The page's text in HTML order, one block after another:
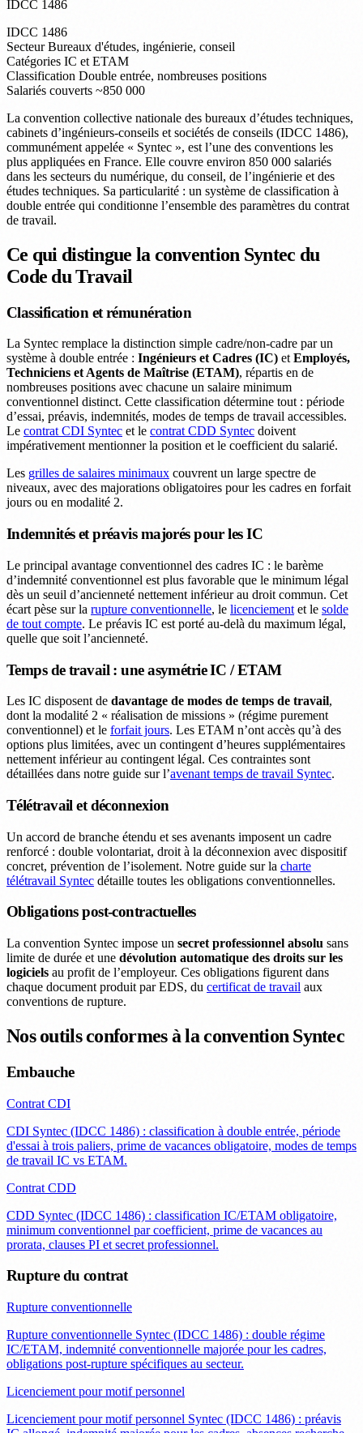
IDCC 1486
IDCC 1486
Secteur Bureaux d'études, ingénierie, conseil
Catégories IC et ETAM
Classification Double entrée, nombreuses positions
Salariés couverts ~850 000
La convention collective nationale des bureaux d’études techniques,
cabinets d’ingénieurs-conseils et sociétés de conseils (IDCC 1486),
communément appelée « Syntec », est l’une des conventions les
plus appliquées en France. Elle couvre environ 850 000 salariés
dans les secteurs du numérique, du conseil, de l’ingénierie et des
études techniques. Sa particularité : un système de classification à
double entrée qui conditionne l’ensemble des paramètres du contrat
de travail.
Ce qui distingue la convention Syntec du
Code du Travail
Classification et rémunération
La Syntec remplace la distinction simple cadre/non-cadre par un
système à double entrée : Ingénieurs et Cadres (IC) etEmployés,
Techniciens et Agents de Maîtrise (ETAM), répartis en de
nombreuses positions avec chacune un salaire minimum
conventionnel distinct. Cette classification détermine tout : période
d’essai, préavis, indemnités, modes de temps de travail accessibles.
Le contrat CDI Syntec et le contrat CDD Syntec doivent
impérativement mentionner la position et le coefficient du salarié.
Les grilles de salaires minimaux couvrent un large spectre de
niveaux, avec des majorations obligatoires pour les cadres en forfait
jours ou en modalité 2.
Indemnités et préavis majorés pour les IC
Le principal avantage conventionnel des cadres IC : le barème
d’indemnité conventionnel est plus favorable que le minimum légal
dès un seuil d’ancienneté nettement inférieur au droit commun. Cet
écart pèse sur la rupture conventionnelle, le licenciement et le solde
de tout compte. Le préavis IC est porté au-delà du maximum légal,
quelle que soit l’ancienneté.
Temps de travail : une asymétrie IC / ETAM
Les IC disposent de davantage de modes de temps de travail,
dont la modalité 2 « réalisation de missions » (régime purement
conventionnel) et le forfait jours. Les ETAM n’ont accès qu’à des
options plus limitées, avec un contingent d’heures supplémentaires
nettement inférieur au contingent légal. Ces contraintes sont
détaillées dans notre guide sur l’avenant temps de travail Syntec.
Télétravail et déconnexion
Un accord de branche étendu et ses avenants imposent un cadre
renforcé : double volontariat, droit à la déconnexion avec dispositif
concret, prévention de l’isolement. Notre guide sur la charte
télétravail Syntec détaille toutes les obligations conventionnelles.
Obligations post-contractuelles
La convention Syntec impose un secret professionnel absolu sans
limite de durée et une dévolution automatique des droits sur les
logiciels au profit de l’employeur. Ces obligations figurent dans
chaque document produit par EDS, du certificat de travail aux
conventions de rupture.
Nos outils conformes à la convention Syntec
Embauche
Contrat CDI
CDI Syntec (IDCC 1486) : classification à double entrée, période
d'essai à trois paliers, prime de vacances obligatoire, modes de temps
de travail IC vs ETAM.
Contrat CDD
CDD Syntec (IDCC 1486) : classification IC/ETAM obligatoire,
minimum conventionnel par coefficient, prime de vacances au
prorata, clauses PI et secret professionnel.
Rupture du contrat
Rupture conventionnelle
Rupture conventionnelle Syntec (IDCC 1486) : double régime
IC/ETAM, indemnité conventionnelle majorée pour les cadres,
obligations post-rupture spécifiques au secteur.
Licenciement pour motif personnel
Licenciement pour motif personnel Syntec (IDCC 1486) : préavis